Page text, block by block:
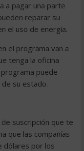
a pagar una parte
reparar su
el uso de energía.
el programa van a
tenga la oficina
puede
de su estado.
suscripción que te
que las compañías
dólares por los